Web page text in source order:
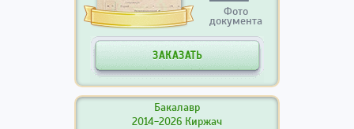
Фото
документа
ЗАКАЗАТЬ
Бакалавр
2014-2026 Киржач